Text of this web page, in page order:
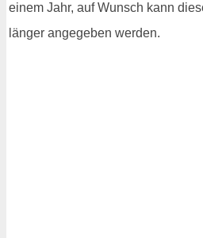
einem Jahr, auf Wunsch kann
länger angegeben werden.